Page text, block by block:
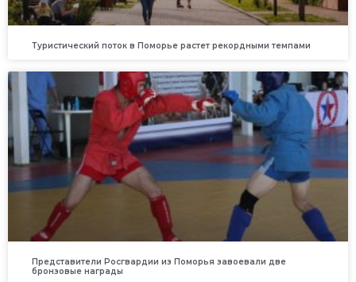
Туристический поток в Поморье растет рекордными темпами
Представители Росгвардии из Поморья завоевали две
бронзовые награды